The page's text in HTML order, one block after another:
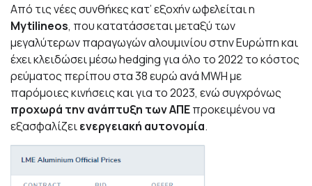
Από τις νέες συνθήκες κατ’ εξοχήν ωφελείται η
Mytilineos, που κατατάσσεται μεταξύ των
μεγαλύτερων παραγωγών αλουμινίου στην Ευρώπη και
έχει κλειδώσει μέσω hedging για όλο το 2022 το κόστος
ρεύματος περίπου στα 38 ευρώ ανά MWH με
παρόμοιες κινήσεις και για το 2023, ενώ συγχρόνως
προχωρά την ανάπτυξη των ΑΠΕπροκειμένου να
εξασφαλίζειενεργειακή αυτονομία.